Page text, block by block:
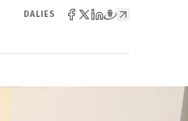
DALIES